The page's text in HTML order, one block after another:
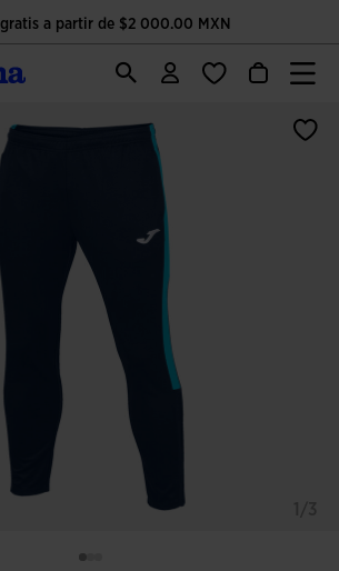
gratis a partir de $2 000.00 MXN